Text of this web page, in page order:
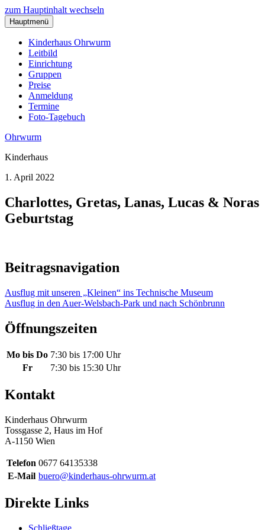
zum Hauptinhalt wechseln
Hauptmenü
Kinderhaus Ohrwurm
Leitbild
Einrichtung
Gruppen
Preise
Anmeldung
Termine
Foto-Tagebuch
Ohrwurm
Kinderhaus
1. April 2022
Charlottes, Gretas, Lanas, Lucas & Noras
Geburtstag
Beitragsnavigation
Ausflug mit unseren „Kleinen“ ins Technische Museum
Ausflug in den Auer-Welsbach-Park und nach Schönbrunn
Öffnungszeiten
Mo bis Do 7:30 bis 17:00 Uhr
Fr
7:30 bis 15:30 Uhr
Kontakt
Kinderhaus Ohrwurm
Tossgasse 2, Haus im Hof
A-1150 Wien
Telefon 0677 64135338
E-Mail buero@kinderhaus-ohrwurm.at
Direkte Links
Schließtage